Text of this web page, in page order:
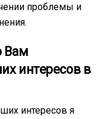
проблемы и
Вам
интересов в
интересов я